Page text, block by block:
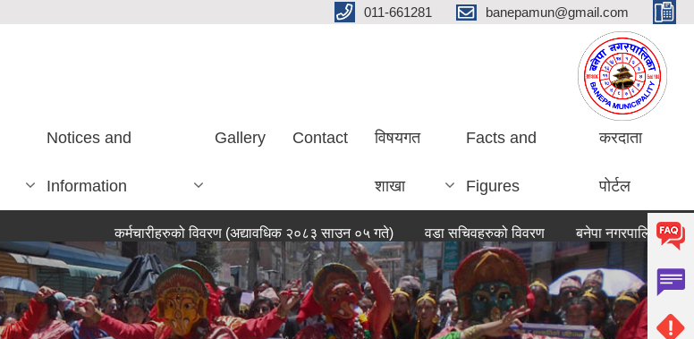
011-661281 banepamun@gmail.com
Notices and
Information
Gallery Contact विषयगत
शाखा
Facts and
Figures
करदाता
पोर्टल
कर्मचारीहरुको विवरण (अद्यावधिक २०८३ साउन ०५ गते) वडा सचिवहरुको विवरण बनेपा नगरपालिकाको संक्षिप्त
तपार्इ नगर कार्यपालिका क्षेत्रमा CCTV Camera को निगरानीमा हुनुहुन्छ । बनेपा नगरपालिकाको वेबसाईटमा तपाईलाई स्वागत छ ।